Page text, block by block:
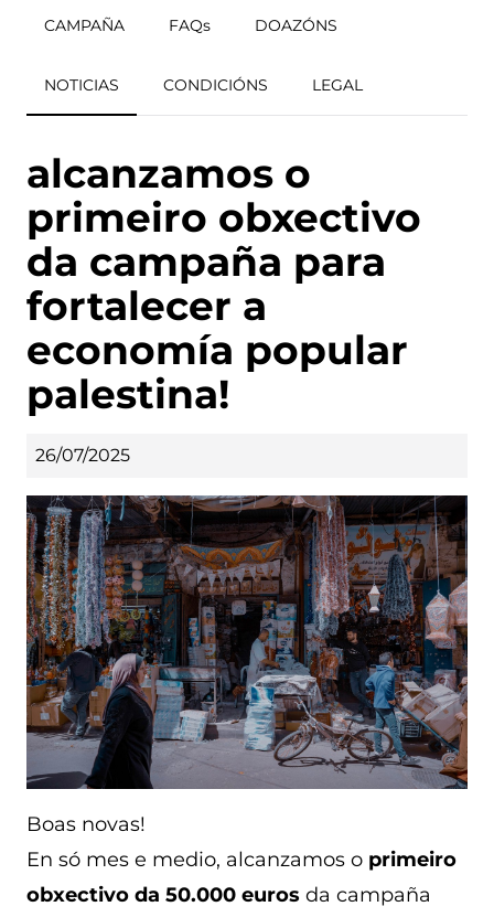
CAMPAÑA FAQs DOAZÓNS
NOTICIAS CONDICIÓNS LEGAL
alcanzamos o
primeiro obxectivo
da campaña para
fortalecer a
economía popular
palestina!
26/07/2025
Boas novas!
En só mes e medio, alcanzamos o primeiro
obxectivo da 50.000 euros da campaña